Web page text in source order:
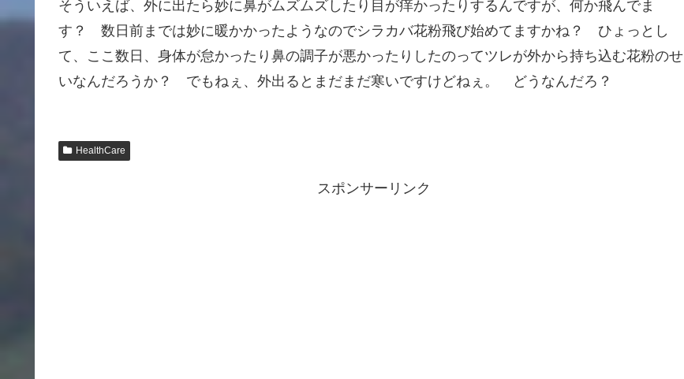
そういえば、外に出たら妙に鼻がムズムズしたり目が痒かったりするんですが、何か飛んでま
す？ 数日前までは妙に暖かかったようなのでシラカバ花粉飛び始めてますかね？ ひょっとし
て、ここ数日、身体が怠かったり鼻の調子が悪かったりしたのってツレが外から持ち込む花粉のせ
いなんだろうか？ でもねぇ、外出るとまだまだ寒いですけどねぇ。 どうなんだろ？
HealthCare
スポンサーリンク